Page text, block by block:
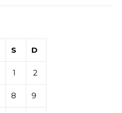
S D
1 2
8 9